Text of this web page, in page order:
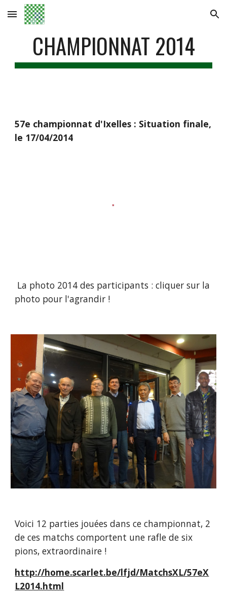
Skip to main content Skip to navigation
CHAMPIONNAT 2014
57e championnat d'Ixelles : Situation finale,
le 17/04/2014
photo pour l'agrandir !
Voici 12 parties jouées dans ce championnat, 2
de ces matchs comportent une rafle de six
pions, extraordinaire !
http://home.scarlet.be/lfjd/MatchsXL/57eX
L2014.html